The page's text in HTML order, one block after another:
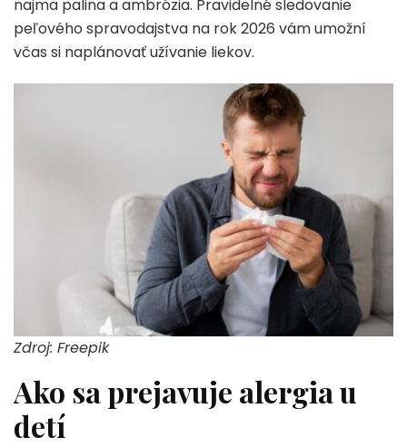
najmä palina a ambrózia. Pravidelné sledovanie
peľového spravodajstva na rok 2026 vám umožní
včas si naplánovať užívanie liekov.
Zdroj: Freepik
Ako sa prejavuje alergia u
detí